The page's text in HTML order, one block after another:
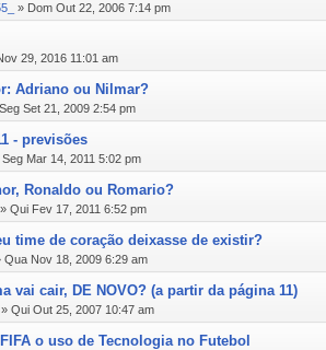
» Dom Out 22, 2006 7:14 pm
29, 2016 11:01 am
Adriano ou Nilmar?
Set 21, 2009 2:54 pm
- previsões
Seg Mar 14, 2011 5:02 pm
Ronaldo ou Romario?
» Qui Fev 17, 2011 6:52 pm
time de coração deixasse de existir?
Qua Nov 18, 2009 6:29 am
vai cair, DE NOVO? (a partir da página 11)
» Qui Out 25, 2007 10:47 am
o uso de Tecnologia no Futebol